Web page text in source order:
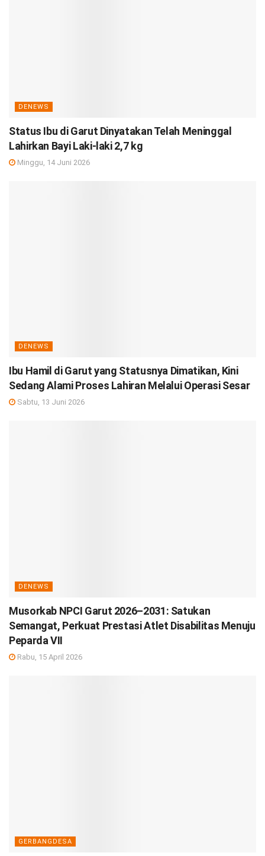
DENEWS
Status Ibu di Garut Dinyatakan Telah Meninggal
Lahirkan Bayi Laki-laki 2,7 kg
Minggu, 14 Juni 2026
DENEWS
Ibu Hamil di Garut yang Statusnya Dimatikan, Kini
Sedang Alami Proses Lahiran Melalui Operasi Sesar
Sabtu, 13 Juni 2026
DENEWS
Musorkab NPCI Garut 2026–2031: Satukan
Semangat, Perkuat Prestasi Atlet Disabilitas Menuju
Peparda VII
Rabu, 15 April 2026
GERBANGDESA